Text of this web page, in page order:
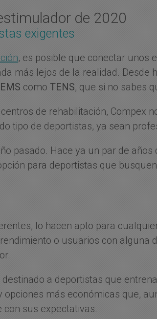
de 2020
exigentes
, es posible que conectar unos
más lejos de la realidad.
EMS como TENS, que si no sabes
de rehabilitación, Compex
tipo de deportistas, ya sean
pasado. Hace ya un par de
para deportistas que
lo hacen apto para
o usuarios con alguna
a deportistas que
más económicas que,
sus expectativas.